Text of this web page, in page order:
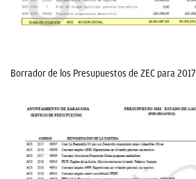
Borrador de los Presupuestos de ZEC para 2017